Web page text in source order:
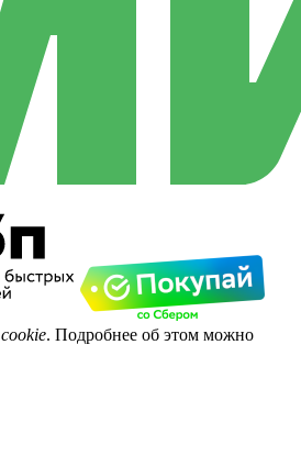
cookie. Подробнее об этом можно